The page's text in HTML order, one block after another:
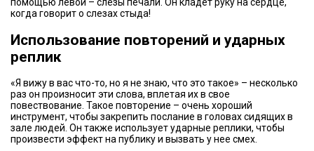
помощью левой – слезы печали. Он кладет руку на сердце,
когда говорит о слезах стыда!
Использование повторений и ударных
реплик
«Я вижу в вас что-то, но я не знаю, что это такое» – несколько
раз он произносит эти слова, вплетая их в свое
повествование. Такое повторение – очень хороший
инструмент, чтобы закрепить послание в головах сидящих в
зале людей. Он также использует ударные реплики, чтобы
произвести эффект на публику и вызвать у нее смех.